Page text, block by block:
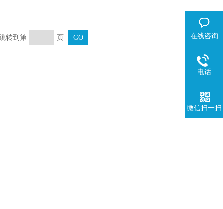
转到第 页 在线咨询
电话
微信扫一扫